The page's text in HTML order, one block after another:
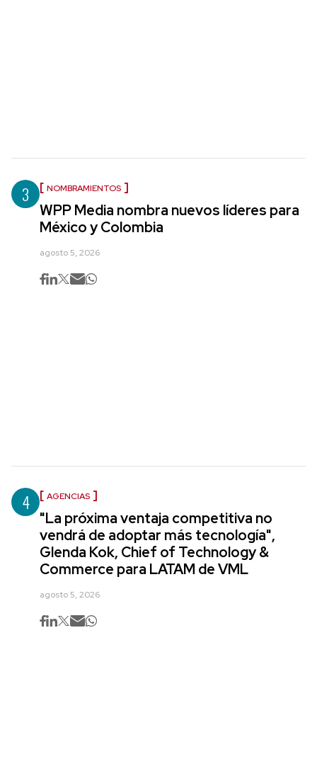
3 NOMBRAMIENTOS
WPP Media nombra nuevos líderes para
México y Colombia
agosto 5, 2026
4 AGENCIAS
"La próxima ventaja competitiva no
vendrá de adoptar más tecnología",
Glenda Kok, Chief of Technology &
Commerce para LATAM de VML
agosto 5, 2026